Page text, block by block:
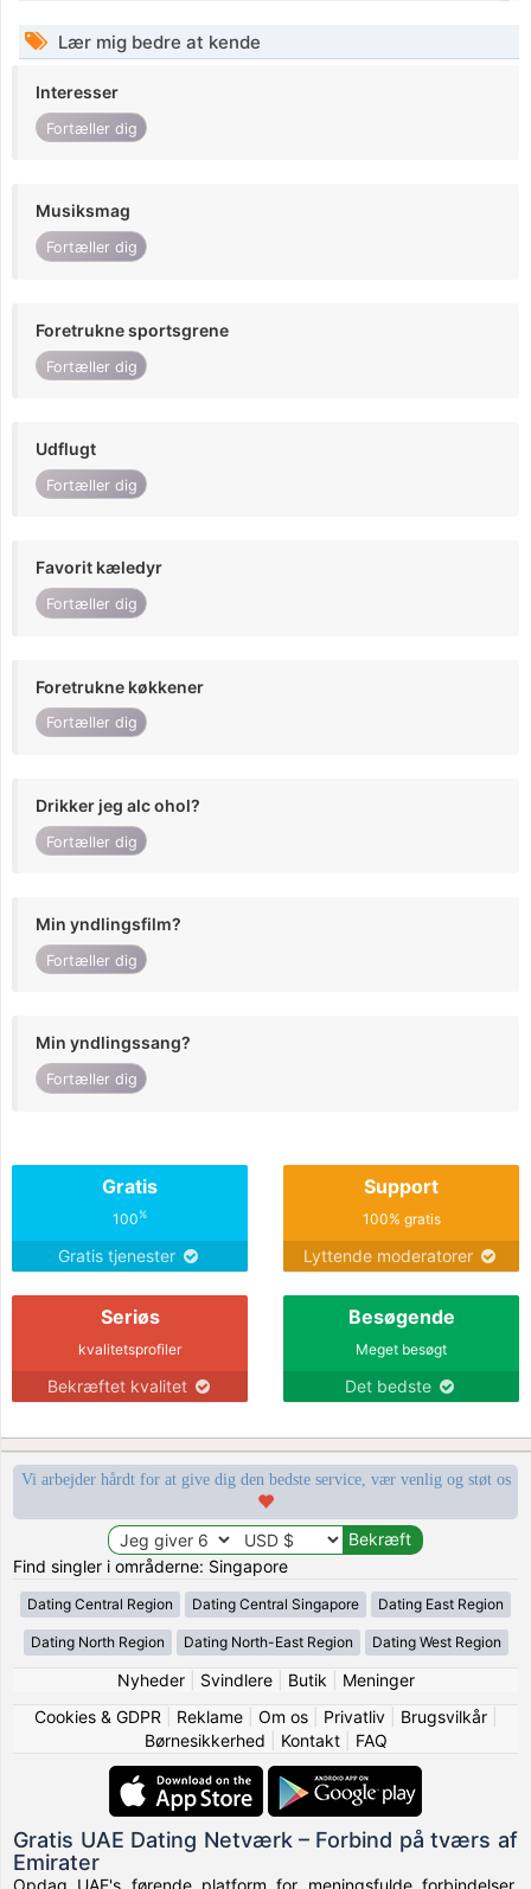
Lær mig bedre at kende
Interesser
Fortæller dig
Musiksmag
Fortæller dig
Foretrukne sportsgrene
Fortæller dig
Udflugt
Fortæller dig
Favorit kæledyr
Fortæller dig
Foretrukne køkkener
Fortæller dig
Drikker jeg alc ohol?
Fortæller dig
Min yndlingsfilm?
Fortæller dig
Min yndlingssang?
Fortæller dig
Gratis
100%
Gratis tjenester
Support
100% gratis
Lyttende moderatorer
Seriøs
kvalitetsprofiler
Bekræftet kvalitet
Besøgende
Meget besøgt
Det bedste
Vi arbejder hårdt for at give dig den bedste service, vær venlig og støt os
Find singler i områderne: Singapore
Dating Central Region Dating Central Singapore Dating East Region
Dating North Region Dating North-East Region Dating West Region
Nyheder| Svindlere| Butik
Meninger
Cookies & GDPR
Reklame| Om os| Privatliv| Brugsvilkår|
Børnesikkerhed
Kontakt| FAQ
Gratis UAE Dating Netværk – Forbind på tværs af
Emirater
Opdag UAE's førende platform for meningsfulde forbindelser.